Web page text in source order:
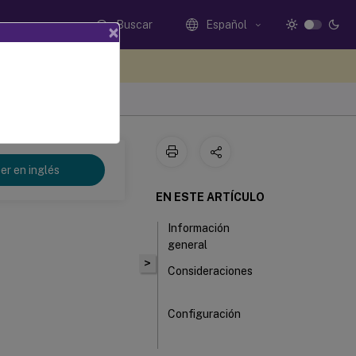
Buscar Español
en inglés
>
EN ESTE ARTÍCULO
Información
general
Consideraciones
Configuración
×